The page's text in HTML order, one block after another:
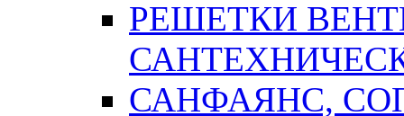
РЕШЕТКИ
САНФАЯНС,